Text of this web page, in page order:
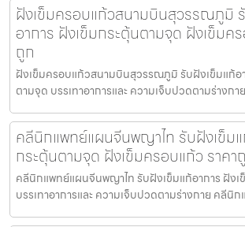
ฝังเข็มครอบแก้วสนามบินสุวรรณภูมิ
อาการ ฝังเข็มกระตุ้นตามจุด ฝังเข็มค
ถูก
ฝังเข็มครอบแก้วสนามบินสุวรรณภูมิ รับฝังเข็มแก้อ
ตามจุด บรรเทาอาการและ ความเจ็บปวดตามร่างกา
คลีนิกแพทย์แผนจีนพญาไท รับฝังเข็มแ
กระตุ้นตามจุด ฝังเข็มครอบแก้ว ราคา
คลีนิกแพทย์แผนจีนพญาไท รับฝังเข็มแก้อาการ ฝัง
บรรเทาอาการและ ความเจ็บปวดตามร่างกาย คลี